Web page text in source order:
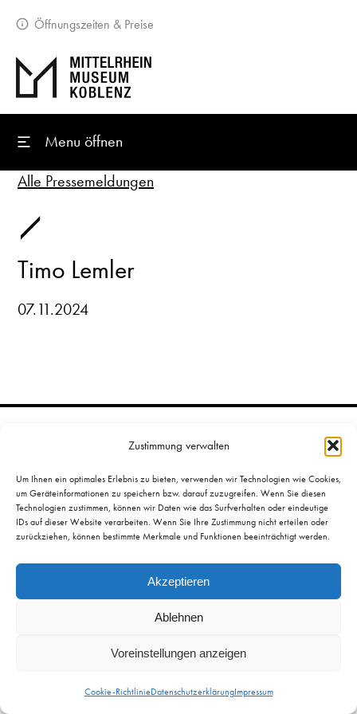
Zustimmung verwalten
Um Ihnen ein optimales Erlebnis zu bieten, verwenden wir Technologien wie Cookies,
um Geräteinformationen zu speichern bzw. darauf zuzugreifen. Wenn Sie diesen
Technologien zustimmen, können wir Daten wie das Surfverhalten oder eindeutige
IDs auf dieser Website verarbeiten. Wenn Sie Ihre Zustimmung nicht erteilen oder
zurückziehen, können bestimmte Merkmale und Funktionen beeinträchtigt werden.
Akzeptieren
Ablehnen
Voreinstellungen anzeigen
Cookie-RichtlinieDatenschutzerklärungImpressum
Öffnungszeiten & Preise
Menu öffnen
Alle Pressemeldungen
Timo Lemler
07.11.2024
Öffnungszeiten & Preise
Mittelrhein-Museum
56068 Koblenz
Im Forum
Presse